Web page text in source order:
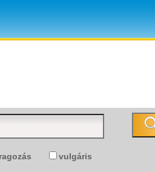
ragozás vulgáris